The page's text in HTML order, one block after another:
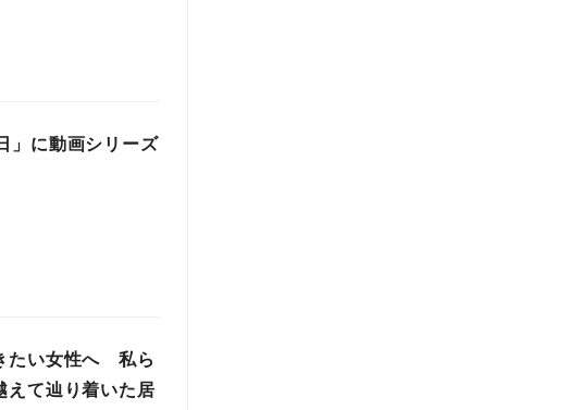
」に動画シリーズ
たい女性へ 私ら
えて辿り着いた居